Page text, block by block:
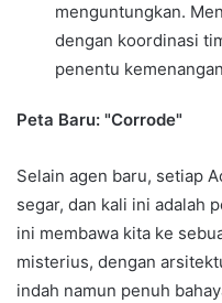
menguntungkan.
dengan koordinasi
penentu
Peta Baru: "Corrode"
Selain agen baru, setiap
segar, dan kali ini adalah
ini membawa kita ke
misterius, dengan
indah namun penuh